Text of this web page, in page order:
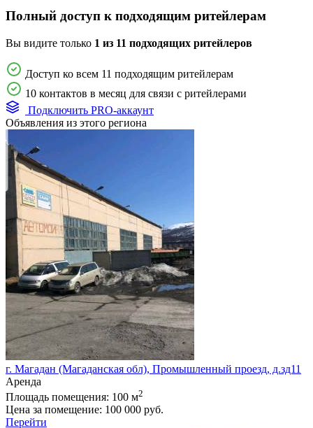
Полный доступ к подходящим ритейлерам
Вы видите только 1 из 11 подходящих ритейлеров
Доступ ко всем 11 подходящим ритейлерам
10 контактов в месяц для связи с ритейлерами
Подключить PRO-аккаунт
Объявления из этого региона
г. Магадан (Магаданская обл), Промышленный проезд, д.зд11
Аренда
Площадь помещения: 100 м2
Цена за помещение: 100 000 руб.
Перейти